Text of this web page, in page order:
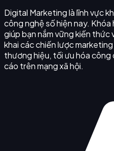
Digital Marketing là lĩnh vực
công nghệ số hiện nay.
giúp bạn nắm vững kiến
khai các chiến lược
thương hiệu, tối ưu hóa công
cáo trên mạng xã hội.